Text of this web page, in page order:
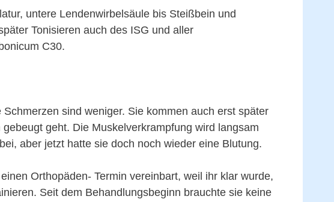
untere Lendenwirbelsäule bis Steißbein und
Tonisieren auch des ISG und aller
C30.
sind weniger. Sie kommen auch erst später
geht. Die Muskelverkrampfung wird langsam
aber jetzt hatte sie doch noch wieder eine Blutung.
Orthopäden- Termin vereinbart, weil ihr klar wurde,
Seit dem Behandlungsbeginn brauchte sie keine